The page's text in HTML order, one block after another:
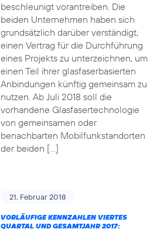
beschleunigt vorantreiben. Die
beiden Unternehmen haben sich
grundsätzlich darüber verständigt,
einen Vertrag für die Durchführung
eines Projekts zu unterzeichnen, um
einen Teil ihrer glasfaserbasierten
Anbindungen künftig gemeinsam zu
nutzen. Ab Juli 2018 soll die
vorhandene Glasfasertechnologie
von gemeinsamen oder
benachbarten Mobilfunkstandorten
der beiden […]
21. Februar 2018
VORLÄUFIGE KENNZAHLEN VIERTES
QUARTAL UND GESAMTJAHR 2017: